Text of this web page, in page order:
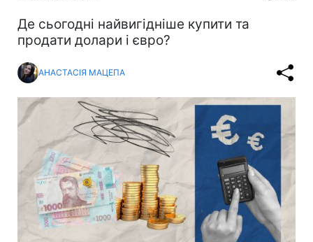
Де сьогодні найвигідніше купити та
продати долари і євро?
АНАСТАСІЯ МАЦЕПА